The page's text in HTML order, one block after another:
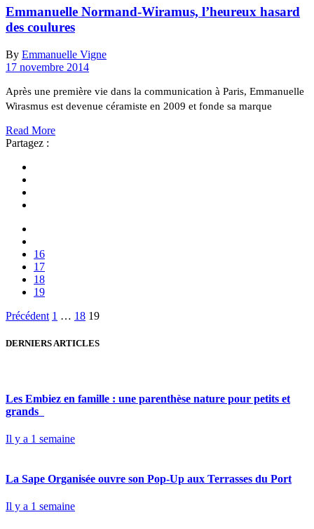
Emmanuelle Normand-Wiramus, l’heureux hasard
des coulures
By Emmanuelle Vigne
17 novembre 2014
Après une première vie dans la communication à Paris, Emmanuelle
Wirasmus est devenue céramiste en 2009 et fonde sa marque
Read More
Partagez :
16
17
18
19
Pagination
des
Précédent 1 … 18 19
DERNIERS ARTICLES
Les Embiez en famille : une parenthèse nature pour petits et
grands
Il y a 1 semaine
La Sape Organisée ouvre son Pop-Up aux Terrasses du Port
Il y a 1 semaine